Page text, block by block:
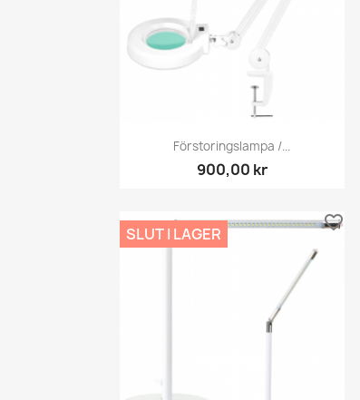
Snabbvy
Förstoringslampa /...
900,00 kr
SLUT I LAGER
favorite_border